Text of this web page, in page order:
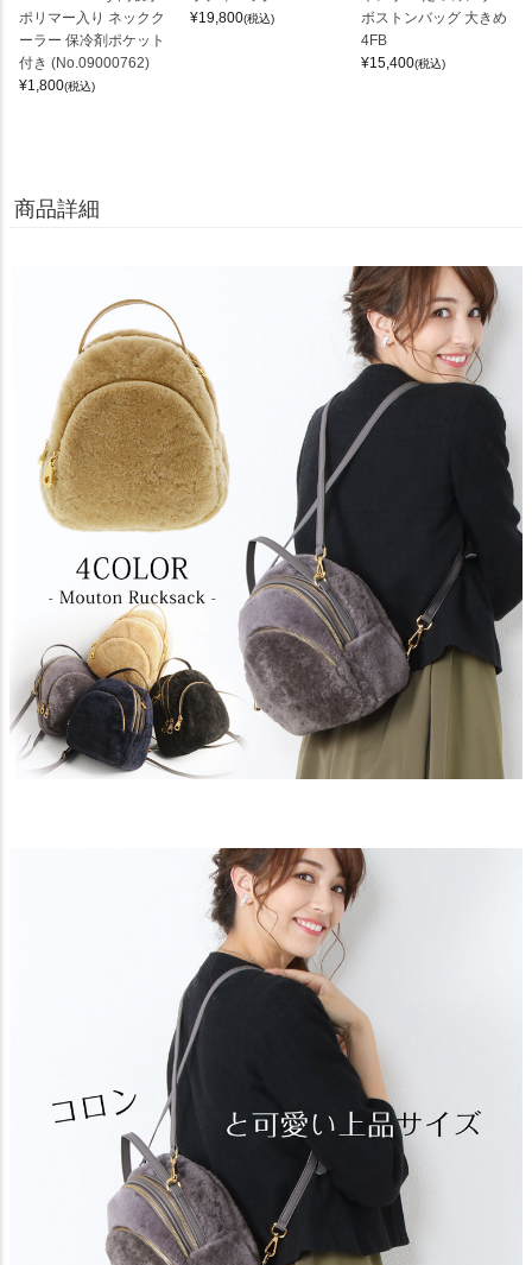
ポリマー入り ネックク
ーラー 保冷剤ポケット
付き (No.09000762)
¥1,800(税込)
¥19,800(税込)
ボストンバッグ 大きめ
4FB
¥15,400(税込)
商品詳細